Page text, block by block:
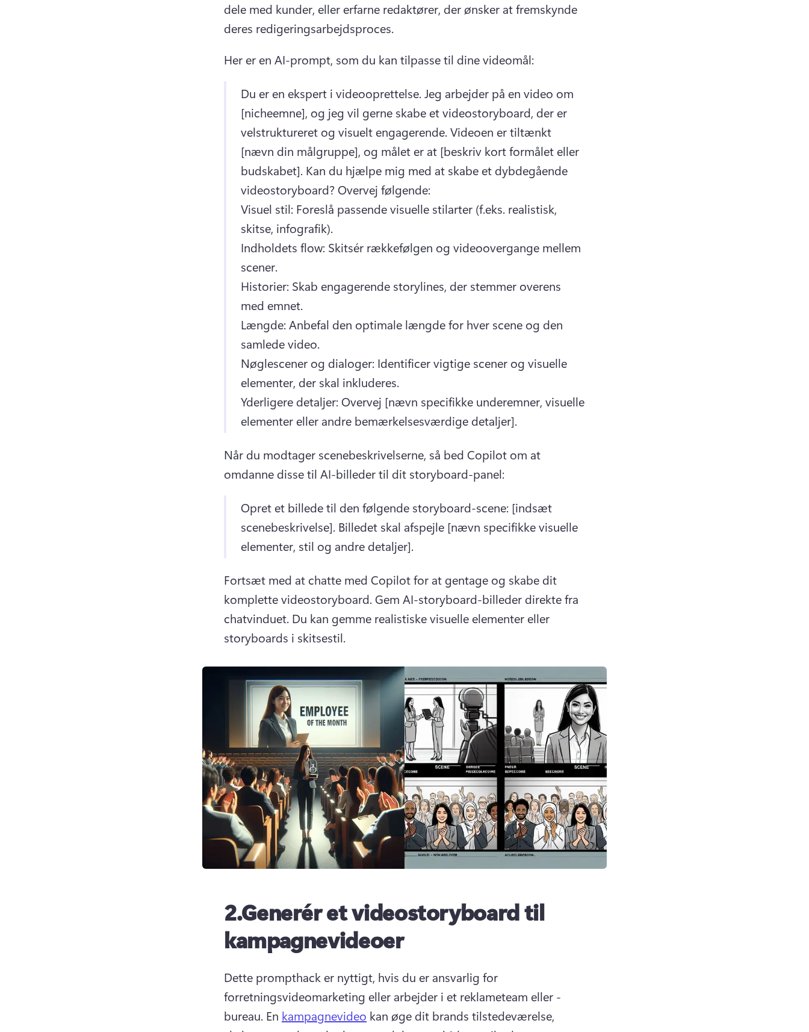
dele med kunder, eller erfarne redaktører, der ønsker at fremskynde
deres redigeringsarbejdsproces.
Her er en AI-prompt, som du kan tilpasse til dine videomål:
Du er en ekspert i videooprettelse. Jeg arbejder på en video om
[nicheemne], og jeg vil gerne skabe et videostoryboard, der er
velstruktureret og visuelt engagerende. Videoen er tiltænkt
[nævn din målgruppe], og målet er at [beskriv kort formålet eller
budskabet]. Kan du hjælpe mig med at skabe et dybdegående
videostoryboard? Overvej følgende:
Visuel stil: Foreslå passende visuelle stilarter (f.eks. realistisk,
skitse, infografik).
Indholdets flow: Skitsér rækkefølgen og videoovergange mellem
scener.
Historier: Skab engagerende storylines, der stemmer overens
med emnet.
Længde: Anbefal den optimale længde for hver scene og den
samlede video.
Nøglescener og dialoger: Identificer vigtige scener og visuelle
elementer, der skal inkluderes.
Yderligere detaljer: Overvej [nævn specifikke underemner, visuelle
elementer eller andre bemærkelsesværdige detaljer].
Når du modtager scenebeskrivelserne, så bed Copilot om at
omdanne disse til AI-billeder til dit storyboard-panel:
Opret et billede til den følgende storyboard-scene: [indsæt
scenebeskrivelse]. Billedet skal afspejle [nævn specifikke visuelle
elementer, stil og andre detaljer].
Fortsæt med at chatte med Copilot for at gentage og skabe dit
komplette videostoryboard. Gem AI-storyboard-billeder direkte fra
chatvinduet. Du kan gemme realistiske visuelle elementer eller
storyboards i skitsestil.
2.Generér et videostoryboard til
kampagnevideoer
Dette prompthack er nyttigt, hvis du er ansvarlig for
forretningsvideomarketing eller arbejder i et reklameteam eller -
bureau. En kampagnevideo kan øge dit brands tilstedeværelse,